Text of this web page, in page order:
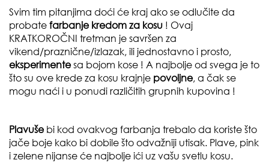
Svim tim pitanjima doći će kraj ako se odlučite da
probate farbanje kredom za kosu ! Ovaj
KRATKOROČNI tretman je savršen za
vikend/praznične/izlazak, ili jednostavno i prosto,
eksperimentesa bojom kose ! A najbolje od svega je to
što su ove krede za kosu krajnje povoljne, a čak se
mogu naći i u ponudi različitih grupnih kupovina !
Plavuše bi kod ovakvog farbanja trebalo da koriste što
jače boje kako bi dobile što odvažniji utisak. Plave, pink
i zelene nijanse će najbolje ići uz vašu svetlu kosu.